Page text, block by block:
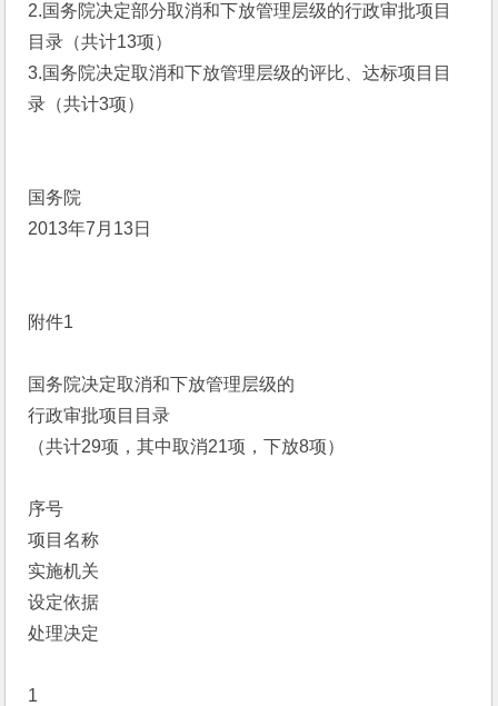
2.国务院决定部分取消和下放管理层级的行政审批项目
目录（共计13项）
3.国务院决定取消和下放管理层级的评比、达标项目目
录（共计3项）
国务院
2013年7月13日
附件1
国务院决定取消和下放管理层级的
行政审批项目目录
（共计29项，其中取消21项，下放8项）
序号
项目名称
实施机关
设定依据
处理决定
1